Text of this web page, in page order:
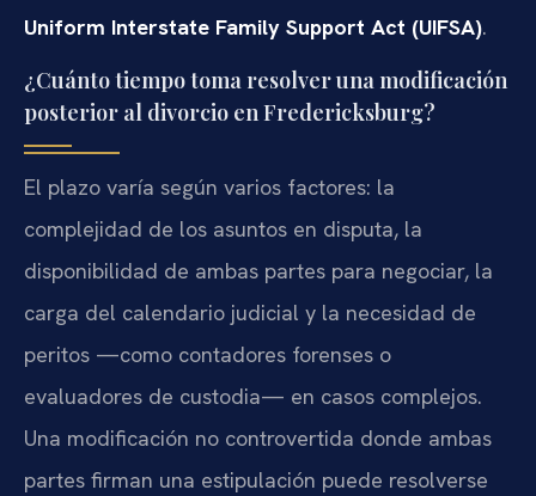
Uniform Interstate Family Support Act (UIFSA).
¿Cuánto tiempo toma resolver una modificación
posterior al divorcio en Fredericksburg?
El plazo varía según varios factores: la
complejidad de los asuntos en disputa, la
disponibilidad de ambas partes para negociar, la
carga del calendario judicial y la necesidad de
peritos —como contadores forenses o
evaluadores de custodia— en casos complejos.
Una modificación no controvertida donde ambas
partes firman una estipulación puede resolverse